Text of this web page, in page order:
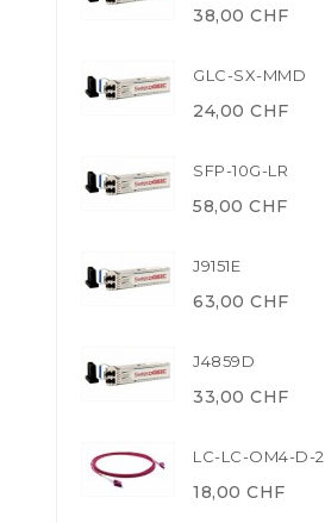
38,00 CHF
GLC-SX-MMD
24,00 CHF
SFP-10G-LR
58,00 CHF
J9151E
63,00 CHF
J4859D
33,00 CHF
LC-LC-OM4-D-2
18,00 CHF